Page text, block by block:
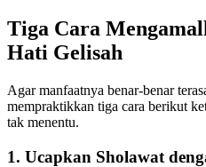
Tiga Cara
Hati Gelisah
Agar manfaatnya benar-benar
mempraktikkan tiga cara berikut
tak menentu.
1. Ucapkan Sholawat